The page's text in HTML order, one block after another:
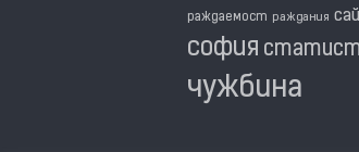
раждаемост раждания
софия
чужбина